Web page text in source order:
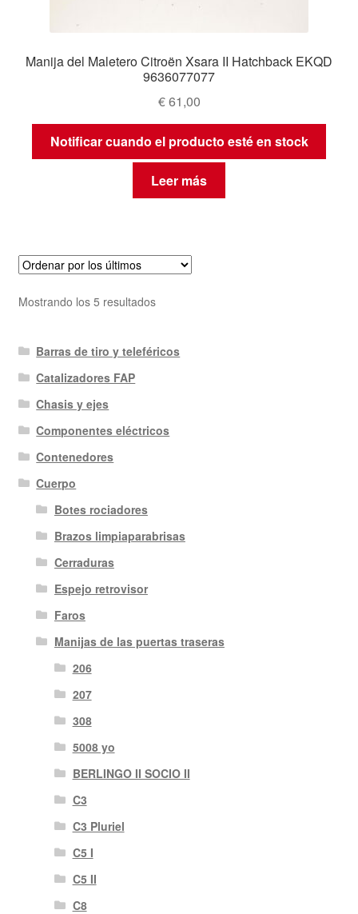
Manija del Maletero Citroën Xsara II Hatchback EKQD
9636077077
€61,00
Notificar cuando el producto esté en stock
Leer más
Mostrando los 5 resultadosOrdenado
últimos
Barras de tiro y teleféricos
Catalizadores FAP
Chasis y ejes
Componentes eléctricos
Contenedores
Cuerpo
Botes rociadores
Brazos limpiaparabrisas
Cerraduras
Espejo retrovisor
Faros
Manijas de las puertas traseras
206
207
308
5008 yo
BERLINGO II SOCIO II
C3
C3 Pluriel
C5 I
C5 II
C8